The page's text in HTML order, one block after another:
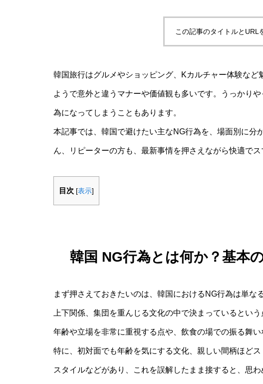
この記事のタイトルとURL
韓国旅行はグルメやショッピング、Kカルチャー体験な
ようで意外と違うマナーや価値観も多いです。うっかり
為になってしまうこともあります。
本記事では、韓国で避けたい主なNG行為を、場面別に分
ん、リピーターの方も、最新事情を押さえながら快適でス
目次 [表示]
韓国 NG行為とは何か？基本
まず押さえておきたいのは、韓国におけるNG行為は単な
上下関係、集団を重んじる文化の中で決まっているとい
年齢や立場を非常に重視する点や、飲食の場での振る舞い
特に、初対面でも年齢を気にする文化、親しい間柄ほど
スタイルなどがあり、これを誤解したまま接すると、思